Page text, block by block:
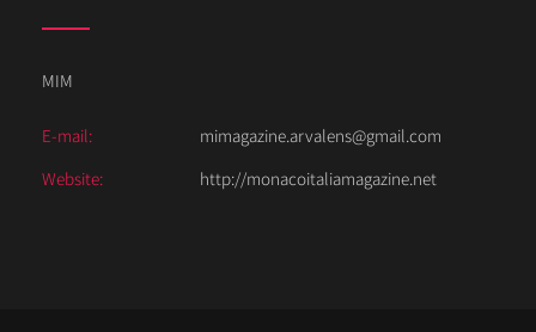
MIM
E-mail:
mimagazine.arvalens@gmail.com
Website:
http://monacoitaliamagazine.net